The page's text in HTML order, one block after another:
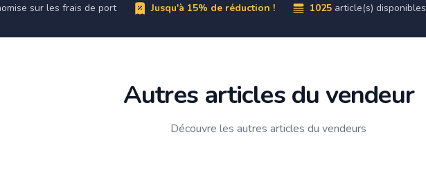
sur les frais de port Jusqu'à 15% de réduction ! 1025 article(s) disponibles
Autres articles du vendeur
Découvre les autres articles du vendeurs